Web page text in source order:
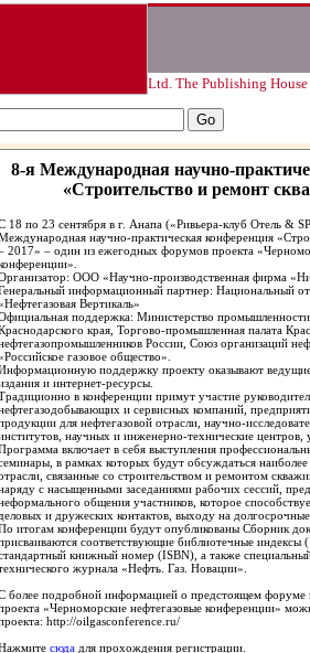
Ltd. The Publishing
8-я Международная научно-
«Строительство и ремонт
18 по 23 сентября в г. Анапа («Ривьера-клуб Отель &
научно-практическая конференция
2017» – один из ежегодных форумов проекта
ООО «Научно-производственная фирма
информационный партнер: Национальный
Вертикаль»
поддержка: Министерство промышленности
края, Торгово-промышленная палата
России, Союз организаций
газовое общество».
поддержку проекту оказывают
и интернет-ресурсы.
в конференции примут участие
и сервисных компаний,
для нефтегазовой отрасли, научно-
научных и инженерно-технические центров,
включает в себя выступления
в рамках которых будут обсуждаться
связанные со строительством и ремонтом
с насыщенными заседаниями рабочих сессий,
общения участников, которое
деловых и дружеских контактов, выходу на
итогам конференции будут опубликованы Сборник
соответствующие библиотечные
книжный номер (ISBN), а также
журнала «Нефть. Газ. Новации».
более подробной информацией о предстоящем форуме
«Черноморские нефтегазовые конференции»
http://oilgasconference.ru/
сюда для прохождения регистрации.